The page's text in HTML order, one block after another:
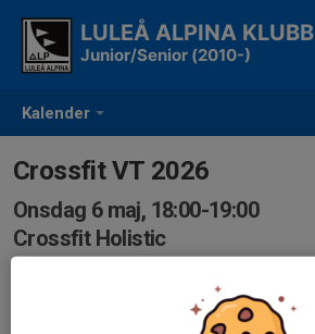
Kalender
LULEÅ ALPINA KLUBB
Junior/Senior (2010-)
Crossfit VT 2026
Onsdag 6 maj, 18:00-19:00
Crossfit Holistic